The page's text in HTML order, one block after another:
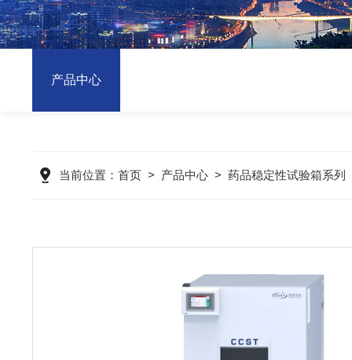
产品中心
当前位置： 首页> 产品中心> 药品稳定性试验箱系列